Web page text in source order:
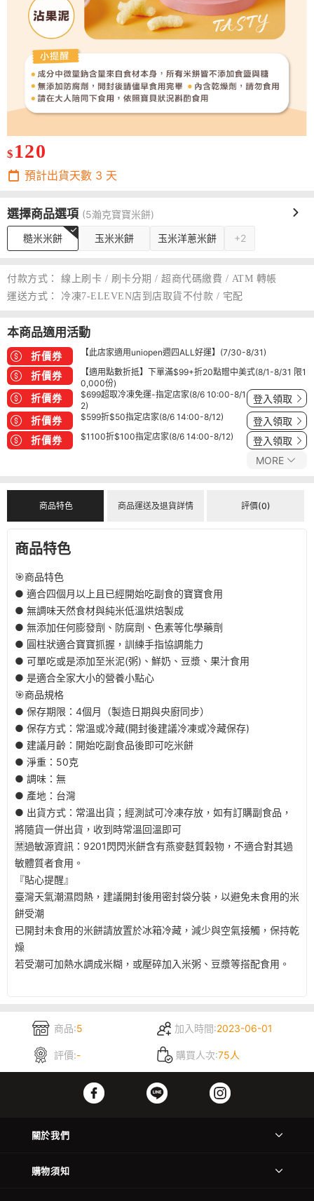
$ 120
預計出貨天數 3 天
選擇商品選項 (5瀚克寶寶米餅)
糙米米餅 玉米米餅 玉米洋蔥米餅 +2
付款方式：
線上刷卡 / 刷卡分期 / 超商代碼繳費 / ATM 轉帳
運送方式：
冷凍7-ELEVEN店到店取貨不付款 / 宅配
本商品適用活動
折價券 【此店家適用uniopen週四ALL好運】(7/30-8/31)
折價券
【適用點數折抵】下單滿$99+折20點贈中美式(8/1-8/31 限1
0,000份)
折價券
$699超取冷凍免運-指定店家(8/6 10:00-8/1
2)
登入領取
折價券 $599折$50指定店家(8/6 14:00-8/12) 登入領取
折價券 $1100折$100指定店家(8/6 14:00-8/12) 登入領取
MORE
商品特色 商品運送及退貨詳情 評價(0)
商品特色
🎯商品特色
● 適合四個月以上且已經開始吃副食的寶寶食用
● 無調味天然食材與純米低溫烘焙製成
● 無添加任何膨發劑、防腐劑、色素等化學藥劑
● 圓柱狀適合寶寶抓握，訓練手指協調能力
● 可單吃或是添加至米泥(粥)、鮮奶、豆漿、果汁食用
● 是適合全家大小的營養小點心
🎯商品規格
● 保存期限：4個月（製造日期與央廚同步）
● 保存方式：常溫或冷藏(開封後建議冷凍或冷藏保存)
● 建議月齡：開始吃副食品後即可吃米餅
● 淨重：50克
● 調味：無
● 產地：台灣
● 出貨方式：常溫出貨；經測試可冷凍存放，如有訂購副食品，
將隨貨一併出貨，收到時常溫回溫即可
🈲過敏源資訊：9201閃閃米餅含有燕麥麩質穀物，不適合對其過
敏體質者食用。
『貼心提醒』
臺灣天氣潮濕悶熱，建議開封後用密封袋分裝，以避免未食用的米
餅受潮
已開封未食用的米餅請放置於冰箱冷藏，減少與空氣接觸，保持乾
燥
若受潮可加熱水調成米糊，或壓碎加入米粥、豆漿等搭配食用。
商品:5 加入時間:2023-06-01
評價:- 購買人次:75人
關於我們
購物須知